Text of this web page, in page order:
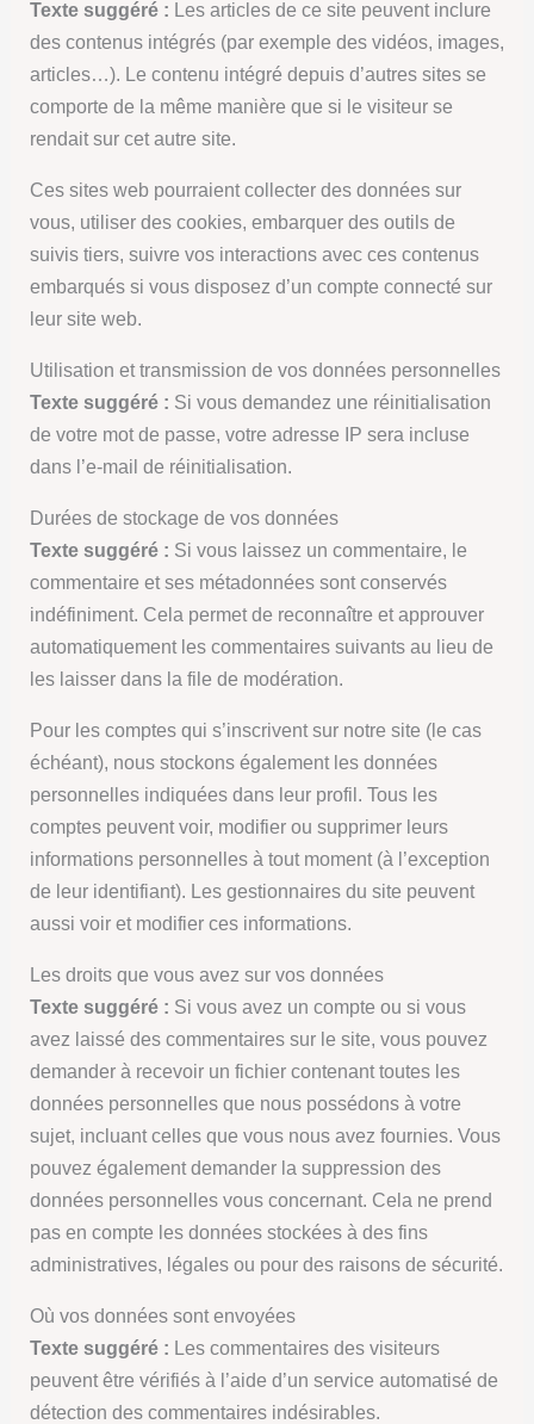
Texte suggéré : Les articles de ce site peuvent inclure
des contenus intégrés (par exemple des vidéos, images,
articles…). Le contenu intégré depuis d’autres sites se
comporte de la même manière que si le visiteur se
rendait sur cet autre site.
Ces sites web pourraient collecter des données sur
vous, utiliser des cookies, embarquer des outils de
suivis tiers, suivre vos interactions avec ces contenus
embarqués si vous disposez d’un compte connecté sur
leur site web.
Utilisation et transmission de vos données personnelles
Texte suggéré : Si vous demandez une réinitialisation
de votre mot de passe, votre adresse IP sera incluse
dans l’e-mail de réinitialisation.
Durées de stockage de vos données
Texte suggéré : Si vous laissez un commentaire, le
commentaire et ses métadonnées sont conservés
indéfiniment. Cela permet de reconnaître et approuver
automatiquement les commentaires suivants au lieu de
les laisser dans la file de modération.
Pour les comptes qui s’inscrivent sur notre site (le cas
échéant), nous stockons également les données
personnelles indiquées dans leur profil. Tous les
comptes peuvent voir, modifier ou supprimer leurs
informations personnelles à tout moment (à l’exception
de leur identifiant). Les gestionnaires du site peuvent
aussi voir et modifier ces informations.
Les droits que vous avez sur vos données
Texte suggéré : Si vous avez un compte ou si vous
avez laissé des commentaires sur le site, vous pouvez
demander à recevoir un fichier contenant toutes les
données personnelles que nous possédons à votre
sujet, incluant celles que vous nous avez fournies. Vous
pouvez également demander la suppression des
données personnelles vous concernant. Cela ne prend
pas en compte les données stockées à des fins
administratives, légales ou pour des raisons de sécurité.
Où vos données sont envoyées
Texte suggéré : Les commentaires des visiteurs
peuvent être vérifiés à l’aide d’un service automatisé de
détection des commentaires indésirables.